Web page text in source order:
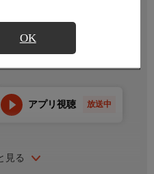
OK
ョンチャンネル(有料)のご契約が
見る
アプリ視聴 放送中